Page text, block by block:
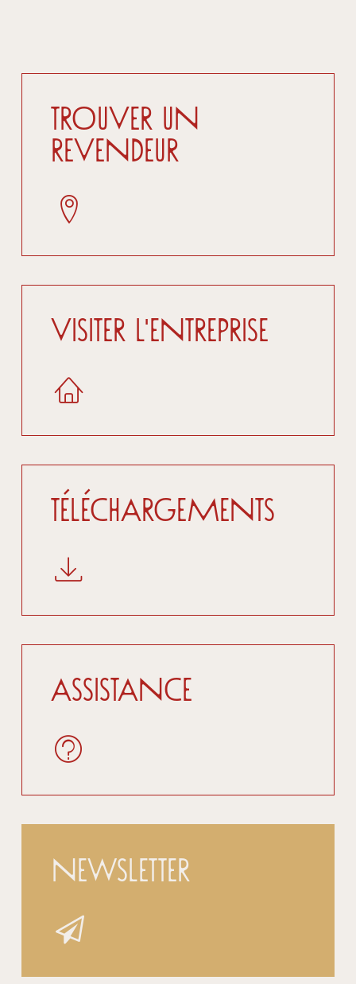
Trouver un
revendeur
Visiter l'entreprise
Téléchargements
Assistance
Newsletter